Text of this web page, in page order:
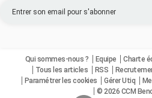
Qui sommes-nous ? Equipe Charte
Tous les articles
RSS
Paramétrer les cookies
Gérer Utiq
© 2026 CCM